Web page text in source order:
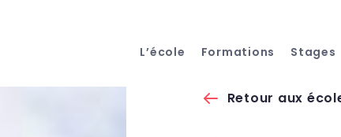
L’école Formations Stages
Retour aux